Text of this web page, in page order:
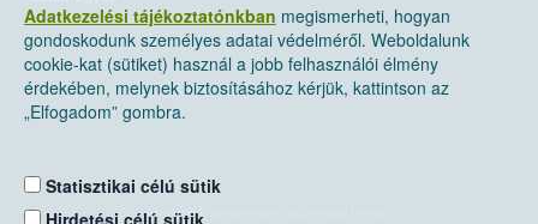
Adatkezelési tájékoztatónkban megismerheti, hogyan
gondoskodunk személyes adatai védelméről. Weboldalunk
cookie-kat (sütiket) használ a jobb felhasználói élmény
érdekében, melynek biztosításához kérjük, kattintson az
„Elfogadom” gombra.
Statisztikai célú sütik
Hirdetési célú sütikNemzeti Élelmiszerlánc-biztonsági Hivatal